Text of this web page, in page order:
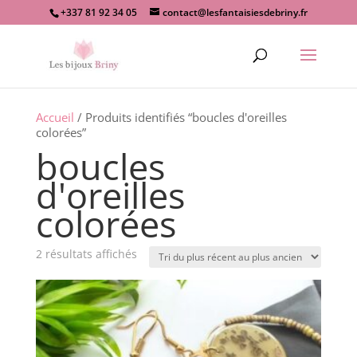
+337 81 92 34 05 contact@lesfantaisiesdebriny.fr
Accueil / Produits identifiés “boucles d'oreilles
colorées”
boucles
d'oreilles
colorées
2 résultats affichésTrié
plus
récent
au
plus
ancien